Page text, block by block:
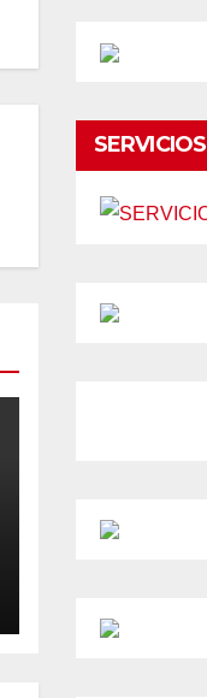
SERVICIOS